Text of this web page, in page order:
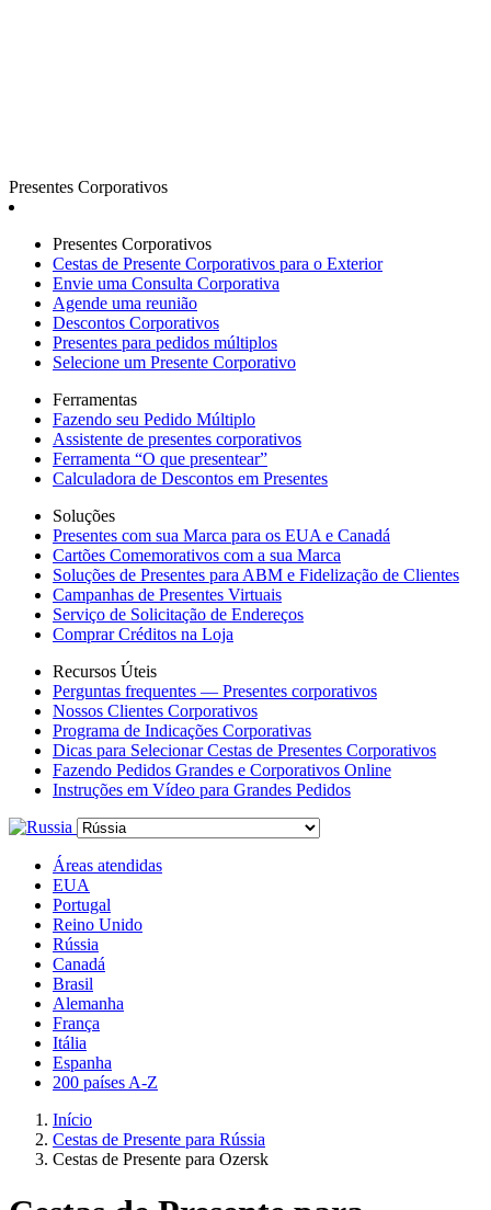
Presentes Corporativos
Presentes Corporativos
Cestas de Presente Corporativos para o Exterior
Envie uma Consulta Corporativa
Agende uma reunião
Descontos Corporativos
Presentes para pedidos múltiplos
Selecione um Presente Corporativo
Ferramentas
Fazendo seu Pedido Múltiplo
Assistente de presentes corporativos
Ferramenta “O que presentear”
Calculadora de Descontos em Presentes
Soluções
Presentes com sua Marca para os EUA e Canadá
Cartões Comemorativos com a sua Marca
Soluções de Presentes para ABM e Fidelização de Clientes
Campanhas de Presentes Virtuais
Serviço de Solicitação de Endereços
Comprar Créditos na Loja
Recursos Úteis
Perguntas frequentes — Presentes corporativos
Nossos Clientes Corporativos
Programa de Indicações Corporativas
Dicas para Selecionar Cestas de Presentes Corporativos
Fazendo Pedidos Grandes e Corporativos Online
Instruções em Vídeo para Grandes Pedidos
Áreas atendidas
EUA
Portugal
Reino Unido
Rússia
Canadá
Brasil
Alemanha
França
Itália
Espanha
200 países A-Z
Início
Cestas de Presente para Rússia
Cestas de Presente para Ozersk